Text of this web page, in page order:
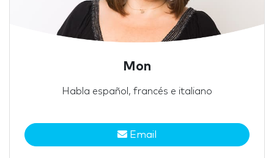
Mon
Habla español, francés e italiano
Email